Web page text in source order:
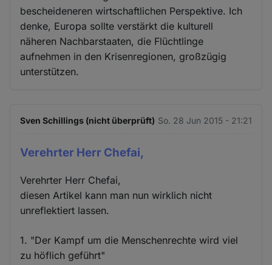
bescheideneren wirtschaftlichen Perspektive. Ich
denke, Europa sollte verstärkt die kulturell
näheren Nachbarstaaten, die Flüchtlinge
aufnehmen in den Krisenregionen, großzügig
unterstützen.
Sven Schillings (nicht überprüft) So. 28 Jun 2015 - 21:21
Verehrter Herr Chefai,
Verehrter Herr Chefai,
diesen Artikel kann man nun wirklich nicht
unreflektiert lassen.
1. "Der Kampf um die Menschenrechte wird viel
zu höflich geführt"